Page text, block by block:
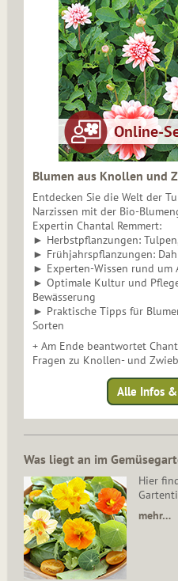
Blumen aus Knollen und
Entdecken Sie die Welt der
Narzissen mit der Bio-
Expertin Chantal Remmert:
► Herbstpflanzungen:
► Frühjahrspflanzungen:
► Experten-Wissen rund um
► Optimale Kultur und
Bewässerung
► Praktische Tipps für
Sorten
+ Am Ende beantwortet
Fragen zu Knollen- und
Alle Infos
Was liegt an im
Hier
mehr…